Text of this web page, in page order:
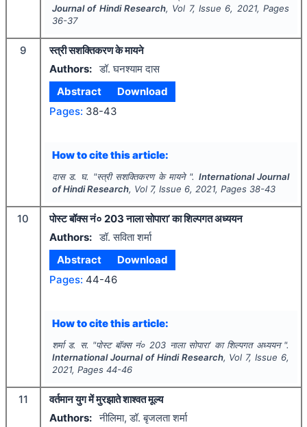
Journal of Hindi Research, Vol 7, Issue 6, 2021, Pages
36-37
9
स्त्री सशक्तिकरण के मायने
Authors: डॉ. घनश्याम दास
Abstract
Download
Pages: 38-43
How to cite this article:
दास ड. घ. "स्त्री सशक्तिकरण के मायने ". International Journal
of Hindi Research, Vol 7, Issue 6, 2021, Pages 38-43
10
पोस्ट बॉक्स नं० 203 नाला सोपारा’ का शिल्पगत अध्ययन
Authors: डॉ. सविता शर्मा
Abstract
Download
Pages: 44-46
How to cite this article:
शर्मा ड. स. "पोस्ट बॉक्स नं० 203 नाला सोपारा’ का शिल्पगत अध्ययन ".
International Journal of Hindi Research, Vol 7, Issue 6,
2021, Pages 44-46
11
वर्तमान युग में मुरझाते शाश्वत मूल्य
Authors: नीलिमा, डॉ. बृजलता शर्मा